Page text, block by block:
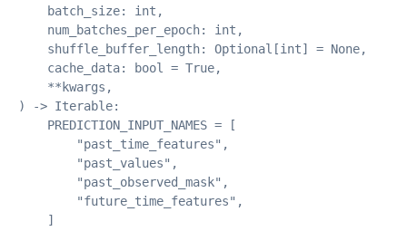
    batch_size: int,
    num_batches_per_epoch: int,
    shuffle_buffer_length: Optional[int] = None,
    cache_data: bool = True,
    **kwargs,
) -> Iterable:
    PREDICTION_INPUT_NAMES = [
        "past_time_features",
        "past_values",
        "past_observed_mask",
        "future_time_features",
    ]